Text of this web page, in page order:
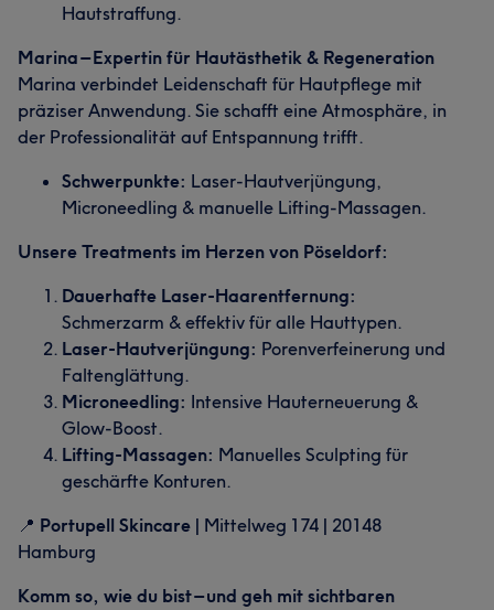
Hautstraffung.
Marina – Expertin für Hautästhetik & Regeneration
Marina verbindet Leidenschaft für Hautpflege mit
präziser Anwendung. Sie schafft eine Atmosphäre, in
der Professionalität auf Entspannung trifft.
Schwerpunkte: Laser-Hautverjüngung,
Microneedling & manuelle Lifting-Massagen.
Unsere Treatments im Herzen von Pöseldorf:
Dauerhafte Laser-Haarentfernung:
Schmerzarm & effektiv für alle Hauttypen.
Laser-Hautverjüngung: Porenverfeinerung und
Faltenglättung.
Microneedling: Intensive Hauterneuerung &
Glow-Boost.
Lifting-Massagen: Manuelles Sculpting für
geschärfte Konturen.
📍 Portupell Skincare | Mittelweg 174 | 20148
Hamburg
Komm so, wie du bist – und geh mit sichtbaren